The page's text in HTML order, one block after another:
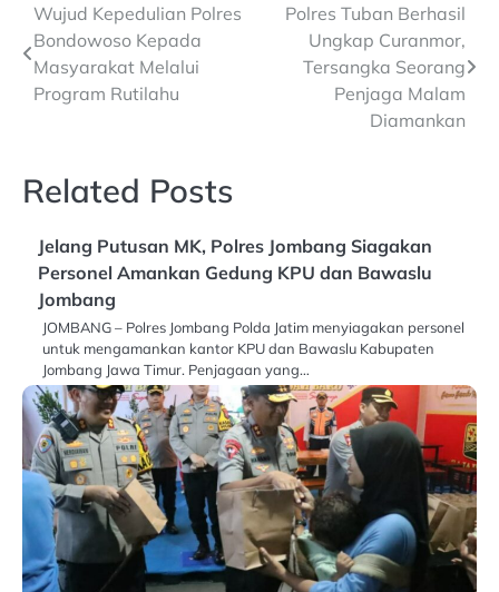
Post
navigation
Wujud Kepedulian Polres
Bondowoso Kepada
Masyarakat Melalui
Program Rutilahu
Polres Tuban Berhasil
Ungkap Curanmor,
Tersangka Seorang
Penjaga Malam
Diamankan
Related Posts
Jelang Putusan MK, Polres Jombang Siagakan
Personel Amankan Gedung KPU dan Bawaslu
Jombang
JOMBANG – Polres Jombang Polda Jatim menyiagakan personel
untuk mengamankan kantor KPU dan Bawaslu Kabupaten
Jombang Jawa Timur. Penjagaan yang…